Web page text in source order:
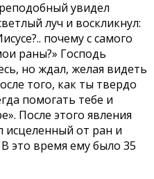
увидел
луч и воскликнул:
почему с самого
раны?» Господь
но ждал, желая видеть
того, как ты твердо
помогать тебе и
После этого явления
исцеленный от ран и
это время ему было 35